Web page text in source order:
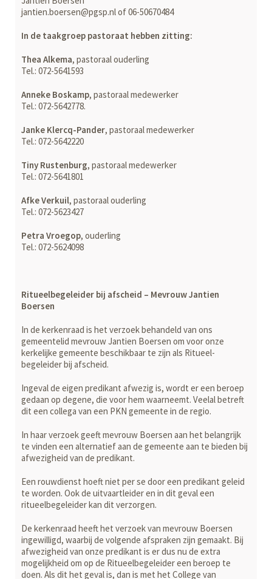
jantien.boersen@pgsp.nl of 06-50670484
In de taakgroep pastoraat hebben zitting:
Thea Alkema, pastoraal ouderling
Tel.: 072-5641593
Anneke Boskamp, pastoraal medewerker
Tel.: 072-5642778.
Janke Klercq-Pander, pastoraal medewerker
Tel.: 072-5642220
Tiny Rustenburg, pastoraal medewerker
Tel.: 072-5641801
Afke Verkuil, pastoraal ouderling
Tel.: 072-5623427
Petra Vroegop, ouderling
Tel.: 072-5624098
Ritueelbegeleider bij afscheid – Mevrouw Jantien
Boersen
In de kerkenraad is het verzoek behandeld van ons
gemeentelid mevrouw Jan­tien Boersen om voor onze
kerkelijke gemeente beschikbaar te zijn als Ritueel­
begeleider bij afscheid.
Ingeval de eigen predikant afwezig is, wordt er een beroep
gedaan op degene, die voor hem waarneemt. Veelal betreft
dit een collega van een PKN gemeente in de regio.
In haar verzoek geeft mevrouw Boersen aan het belangrijk
te vinden een alter­natief aan de gemeente aan te bieden bij
afwezigheid van de predikant.
Een rouwdienst hoeft niet per se door een predikant geleid
te worden. Ook de uitvaartleider en in dit geval een
ritueelbegeleider kan dit verzorgen.
De kerkenraad heeft het verzoek van mevrouw Boersen
ingewilligd, waarbij de volgende afspraken zijn gemaakt. Bij
afwezigheid van onze predikant is er dus nu de extra
mogelijkheid om op de Ritueelbegeleider een beroep te
doen. Als dit het geval is, dan is met het College van